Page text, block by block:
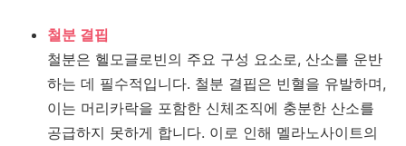
철분 결핍
철분은 헬모글로빈의 주요 구성 요소로, 산소를 운반
하는 데 필수적입니다. 철분 결핍은 빈혈을 유발하며,
이는 머리카락을 포함한 신체조직에 충분한 산소를
공급하지 못하게 합니다. 이로 인해 멜라노사이트의